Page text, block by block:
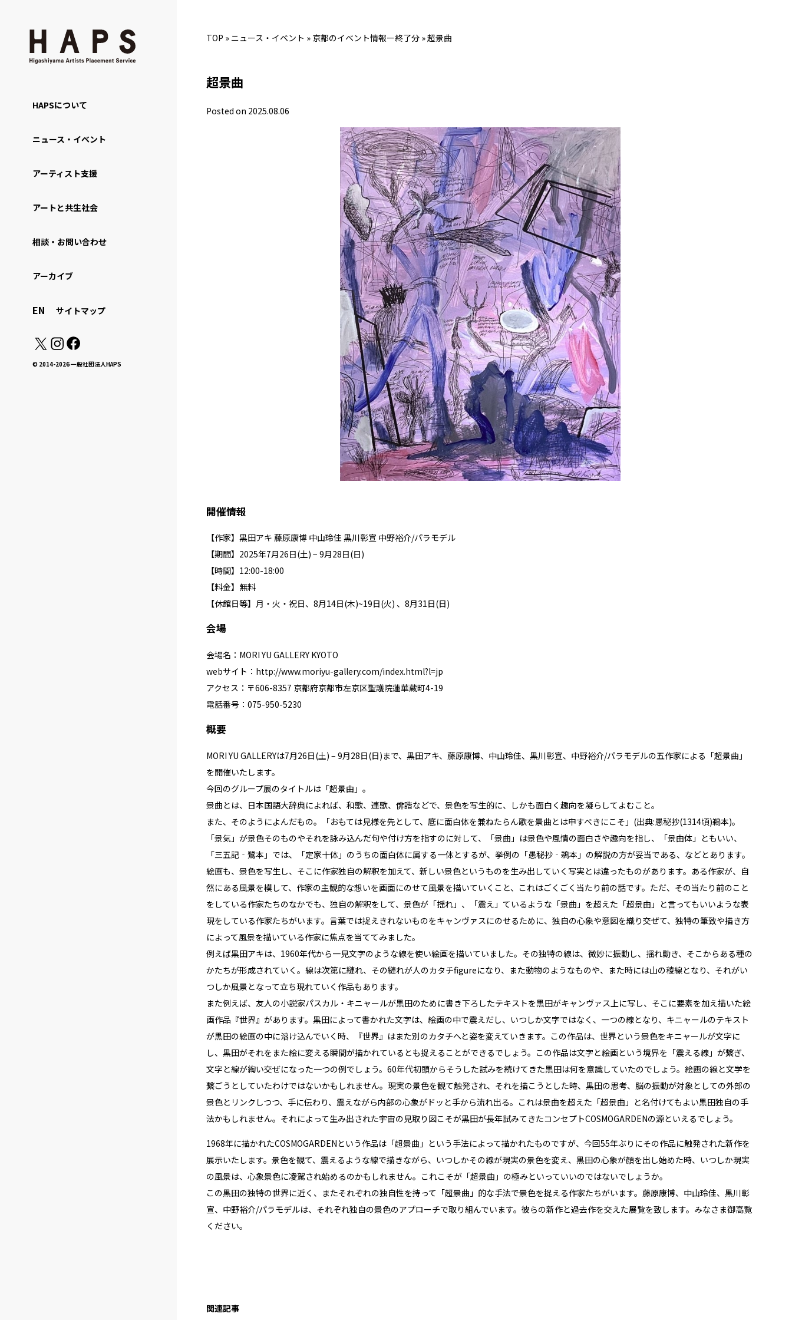
HAPSについて
ニュース・イベント
アーティスト支援
アートと共生社会
相談・お問い合わせ
アーカイブ
EN サイトマップ
© 2014-2026 一般社団法人HAPS
TOP » ニュース・イベント » 京都のイベント情報ー終了分 »超景曲
超景曲
Posted on 2025.08.06
開催情報
【作家】黒田アキ 藤原康博 中山玲佳 黒川彰宣 中野裕介/パラモデル
【期間】2025年7月26日(土) − 9月28日(日)
【時間】12:00-18:00
【料金】無料
【休館日等】月・火・祝日、8月14日(木)~19日(火) 、8月31日(日)
会場
会場名：MORI YU GALLERY KYOTO
webサイト： http://www.moriyu-gallery.com/index.html?l=jp
アクセス：〒606-8357 京都府京都市左京区聖護院蓮華蔵町4-19
電話番号：075-950-5230
概要
MORI YU GALLERYは7月26日(土) – 9月28日(日)まで、黒田アキ、藤原康博、中山玲佳、黒川彰宣、中野裕介/パラモデルの五作家による「超景曲」
を開催いたします。
今回のグループ展のタイトルは「超景曲」。
景曲とは、日本国語大辞典によれば、和歌、連歌、俳諧などで、景色を写生的に、しかも面白く趣向を凝らしてよむこと。
また、そのようによんだもの。「おもては見様を先として、底に面白体を兼ねたらん歌を景曲とは申すべきにこそ」(出典:愚秘抄(1314頃)鵜本)。
「景気」が景色そのものやそれを詠み込んだ句や付け方を指すのに対して、「景曲」は景色や風情の面白さや趣向を指し、「景曲体」ともいい、
「三五記‐鷺本」では、「定家十体」のうちの面白体に属する一体とするが、挙例の「愚秘抄‐鵜本」の解説の方が妥当である、などとあります。
絵画も、景色を写生し、そこに作家独自の解釈を加えて、新しい景色というものを生み出していく写実とは違ったものがあります。ある作家が、自
然にある風景を模して、作家の主観的な想いを画面にのせて風景を描いていくこと、これはごくごく当たり前の話です。ただ、その当たり前のこと
をしている作家たちのなかでも、独自の解釈をして、景色が「揺れ」、「震え」ているような「景曲」を超えた「超景曲」と言ってもいいような表
現をしている作家たちがいます。言葉では捉えきれないものをキャンヴァスにのせるために、独自の心象や意図を織り交ぜて、独特の筆致や描き方
によって風景を描いている作家に焦点を当ててみました。
例えば黒田アキは、1960年代から一見文字のような線を使い絵画を描いていました。その独特の線は、微妙に振動し、揺れ動き、そこからある種の
かたちが形成されていく。線は次第に縺れ、その縺れが人のカタチfigureになり、また動物のようなものや、また時には山の稜線となり、それがい
つしか風景となって立ち現れていく作品もあります。
また例えば、友人の小説家パスカル・キニャールが黒田のために書き下ろしたテキストを黒田がキャンヴァス上に写し、そこに要素を加え描いた絵
画作品『世界』があります。黒田によって書かれた文字は、絵画の中で震えだし、いつしか文字ではなく、一つの線となり、キニャールのテキスト
が黒田の絵画の中に溶け込んでいく時、『世界』はまた別のカタチへと姿を変えていきます。この作品は、世界という景色をキニャールが文字に
し、黒田がそれをまた絵に変える瞬間が描かれているとも捉えることができるでしょう。この作品は文字と絵画という境界を「震える線」が繋ぎ、
文字と線が綯い交ぜになった一つの例でしょう。60年代初頭からそうした試みを続けてきた黒田は何を意識していたのでしょう。絵画の線と文学を
繋ごうとしていたわけではないかもしれません。現実の景色を観て触発され、それを描こうとした時、黒田の思考、脳の振動が対象としての外部の
景色とリンクしつつ、手に伝わり、震えながら内部の心象がドッと手から流れ出る。これは景曲を超えた「超景曲」と名付けてもよい黒田独自の手
法かもしれません。それによって生み出された宇宙の見取り図こそが黒田が長年試みてきたコンセプトCOSMOGARDENの源といえるでしょう。
1968年に描かれたCOSMOGARDENという作品は「超景曲」という手法によって描かれたものですが、今回55年ぶりにその作品に触発された新作を
展示いたします。景色を観て、震えるような線で描きながら、いつしかその線が現実の景色を変え、黒田の心象が顔を出し始めた時、いつしか現実
の風景は、心象景色に凌駕され始めるのかもしれません。これこそが「超景曲」の極みといっていいのではないでしょうか。
この黒田の独特の世界に近く、またそれぞれの独自性を持って「超景曲」的な手法で景色を捉える作家たちがいます。藤原康博、中山玲佳、黒川彰
宣、中野裕介/パラモデルは、それぞれ独自の景色のアプローチで取り組んでいます。彼らの新作と過去作を交えた展覧を致します。みなさま御高覧
ください。
関連記事